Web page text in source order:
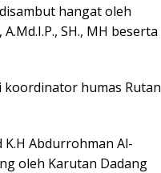
hangat oleh
SH., MH beserta
humas Rutan
Abdurrohman Al-
oleh Karutan Dadang